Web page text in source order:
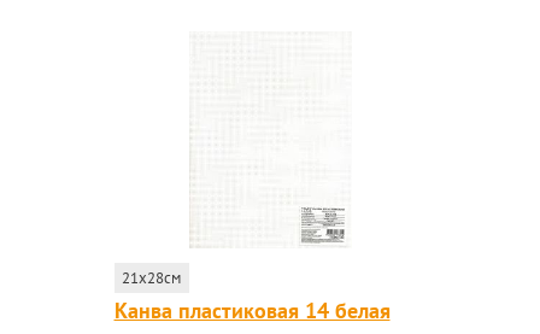
21x28см
Канва пластиковая 14 белая